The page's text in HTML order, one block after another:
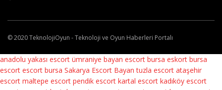
© 2020 TeknolojiOyun - Teknoloji ve Oyun Haberleri Portalı
anadolu yakası escort ümraniye bayan escort bursa eskort bursa
escort escort bursa Sakarya Escort Bayan tuzla escort ataşehir
escort maltepe escort pendik escort kartal escort kadıköy escort